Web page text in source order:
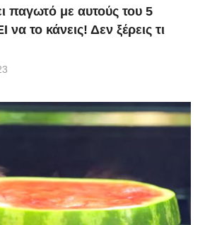
παγωτό με αυτούς του 5
το κάνεις! Δεν ξέρεις τι